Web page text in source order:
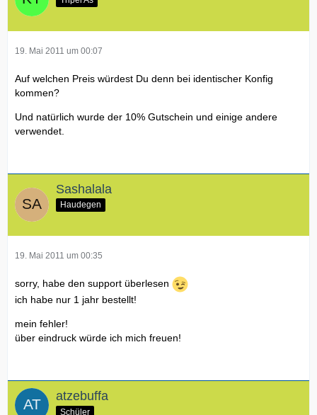
19. Mai 2011 um 00:07
Auf welchen Preis würdest Du denn bei identischer Konfig
kommen?
Und natürlich wurde der 10% Gutschein und einige andere
verwendet.
Sashalala
Haudegen
19. Mai 2011 um 00:35
sorry, habe den support überlesen
ich habe nur 1 jahr bestellt!
mein fehler!
über eindruck würde ich mich freuen!
atzebuffa
Schüler